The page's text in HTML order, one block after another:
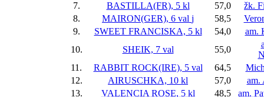
7.
BASTILLA(FR), 5 kl 57,0
žk.
8.
MAIRON(GER), 6 val j 58,5
9.
SWEET FRANCISKA, 5 kl 54,0
am.
10.
SHEIK, 7 val 55,0
11.
RABBIT ROCK(IRE), 5 val 64,5
12.
AIRUSCHKA, 10 kl 57,0
am.
13.
VALENCIA ROSE, 5 kl 48,5
am.